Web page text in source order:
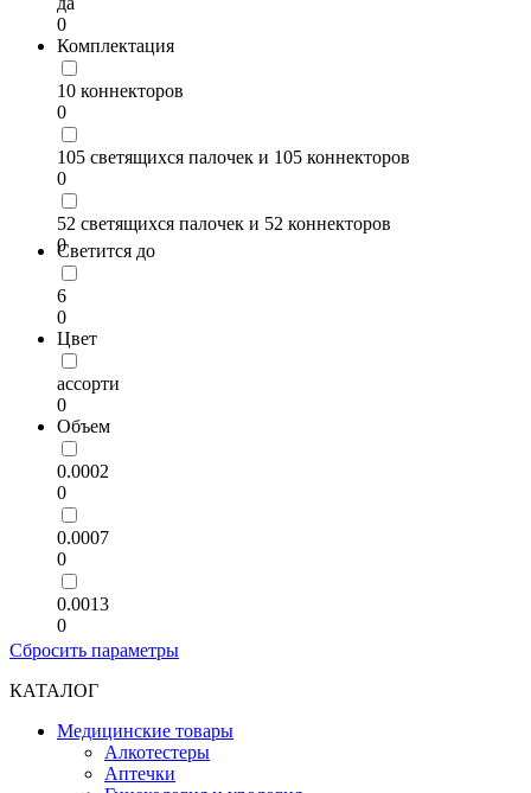
0
Комплектация
10 коннекторов
0
105 светящихся палочек и 105 коннекторов
0
52 светящихся палочек и 52 коннекторов
0
Светится до
6
0
Цвет
ассорти
0
Объем
0.0002
0
0.0007
0
0.0013
0
Сбросить параметры
КАТАЛОГ
Медицинские товары
Алкотестеры
Аптечки